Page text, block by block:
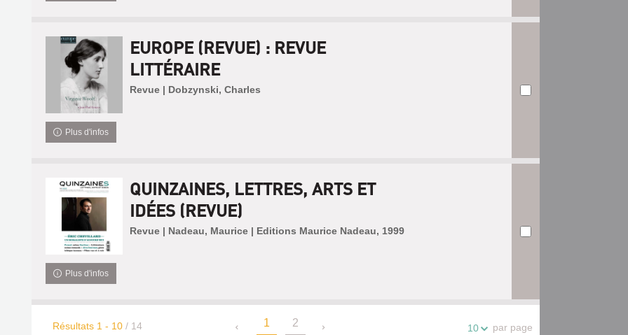
EUROPE (REVUE) : REVUE
LITTÉRAIRE
Revue | Dobzynski, Charles
Plus d'infos
QUINZAINES, LETTRES, ARTS ET
IDÉES (REVUE)
Revue | Nadeau, Maurice | Editions Maurice Nadeau, 1999
Plus d'infos
Résultats 1 - 10 / 14 1 2 10 par page